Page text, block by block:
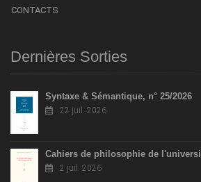
CONTACTS
Dernières Sorties
Syntaxe & Sémantique, n° 25/2026
22 juil. 2026
Cahiers de philosophie de
2 juil. 2026